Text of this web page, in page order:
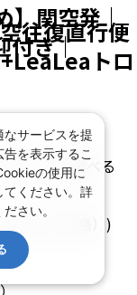
】関空発｜
往復直行便
付き｜ トロ
ルームも選べる
ル(オアフ島）)
）
サービスを提
を表示するこ
の使用に
てください。詳
さい。